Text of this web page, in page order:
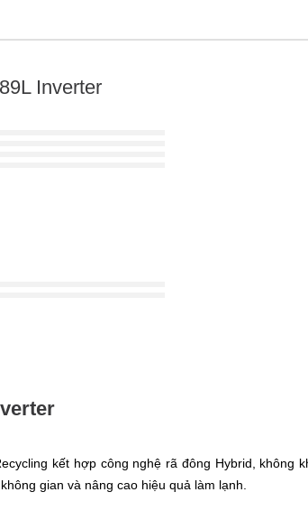
Inverter
kết hợp công nghệ rã đông Hybrid,
gian và nâng cao hiệu quả làm lạnh.